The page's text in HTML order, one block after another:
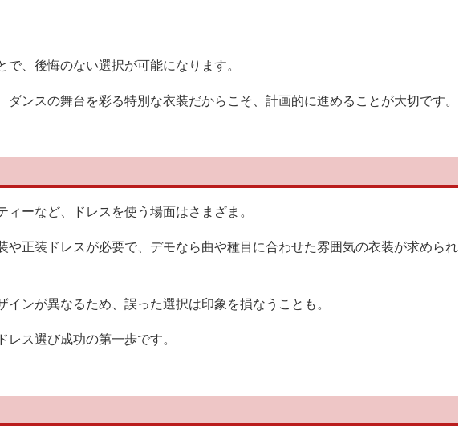
、後悔のない選択が可能になります。
ダンスの舞台を彩る特別な衣装だからこそ、計画的に進めることが大切です。
ーなど、ドレスを使う場面はさまざま。
や正装ドレスが必要で、デモなら曲や種目に合わせた雰囲気の衣装が求められ
ンが異なるため、誤った選択は印象を損なうことも。
レス選び成功の第一歩です。